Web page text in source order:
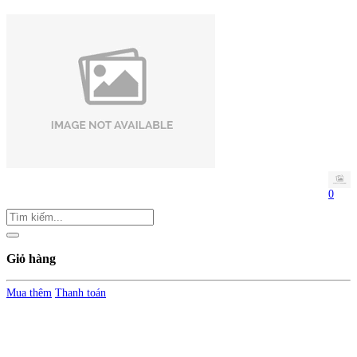
0
Giỏ hàng
Mua thêm Thanh toán